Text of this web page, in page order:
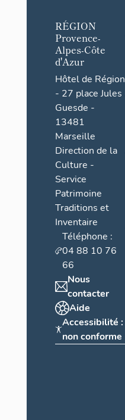
RÉGION
Provence-
Alpes-Côte
d'Azur
Hôtel de Région
- 27 place Jules
Guesde -
13481
Marseille
Direction de la
Culture -
Service
Patrimoine
Traditions et
Inventaire
Téléphone :
04 88 10 76
66
Nous
contacter
Aide
Accessibilité :
non conforme